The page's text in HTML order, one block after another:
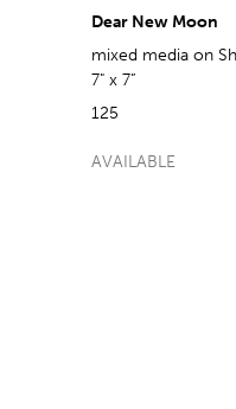
Dear New Moon
mixed media on
7" x 7”
125
AVAILABLE